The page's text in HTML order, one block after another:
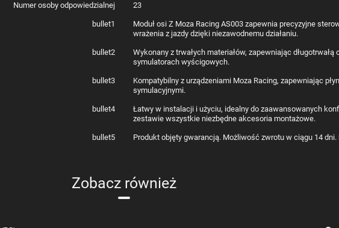
Numer osoby odpowiedzialnej 23
bullet1
Moduł osi Z Moza Racing AS003 zapewnia precyzyjne
wrażenia z jazdy dzięki niezawodnemu działaniu.
bullet2
Wykonany z trwałych materiałów, zapewniając
symulatorach wyścigowych.
bullet3
Kompatybilny z urządzeniami Moza Racing, zapewniając
symulacyjnymi.
bullet4
Łatwy w instalacji i użyciu, idealny do zaawansowanych
zestawie wszystkie niezbędne akcesoria montażowe.
bullet5 Produkt objęty gwarancją. Możliwość zwrotu w ciągu 14
Zobacz również